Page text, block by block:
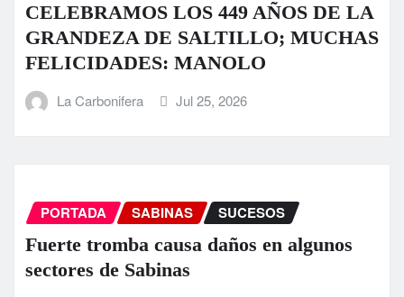
CELEBRAMOS LOS 449 AÑOS DE LA
GRANDEZA DE SALTILLO; MUCHAS
FELICIDADES: MANOLO
La Carbonifera Jul 25, 2026
PORTADA SABINAS SUCESOS
Fuerte tromba causa daños en algunos
sectores de Sabinas